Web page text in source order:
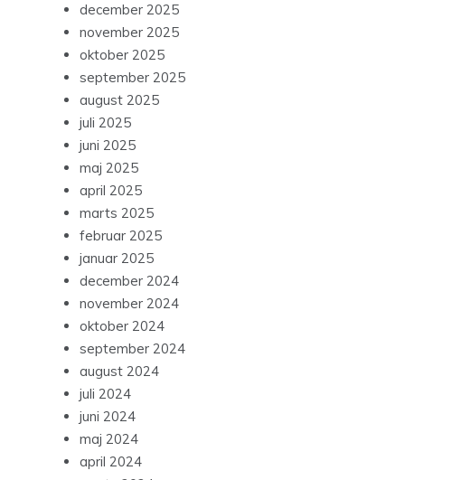
december 2025
november 2025
oktober 2025
september 2025
august 2025
juli 2025
juni 2025
maj 2025
april 2025
marts 2025
februar 2025
januar 2025
december 2024
november 2024
oktober 2024
september 2024
august 2024
juli 2024
juni 2024
maj 2024
april 2024